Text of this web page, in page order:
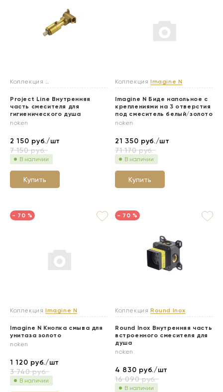
Коллекция
Гигиенические души
Project Line Внутренняя
часть смесителя для
гигиенического душа
noken
2 150 руб./шт
7 150руб.
В наличии
Купить
Коллекция Imagine N
Imagine N Биде напольное с
креплениями на 3 отверстия
под смеситель белый/золото
noken
21 350 руб./шт
71 170руб.
В наличии
Купить
- 70 %
Коллекция Imagine N
Imagine N Кнопка смыва для
унитаза золото
noken
1 120 руб./шт
3 740руб.
В наличии
- 70 %
Коллекция Round Inox
Round Inox Внутренняя часть
встроенного смесителя для
душа
noken
4 830 руб./шт
16 090руб.
В наличии